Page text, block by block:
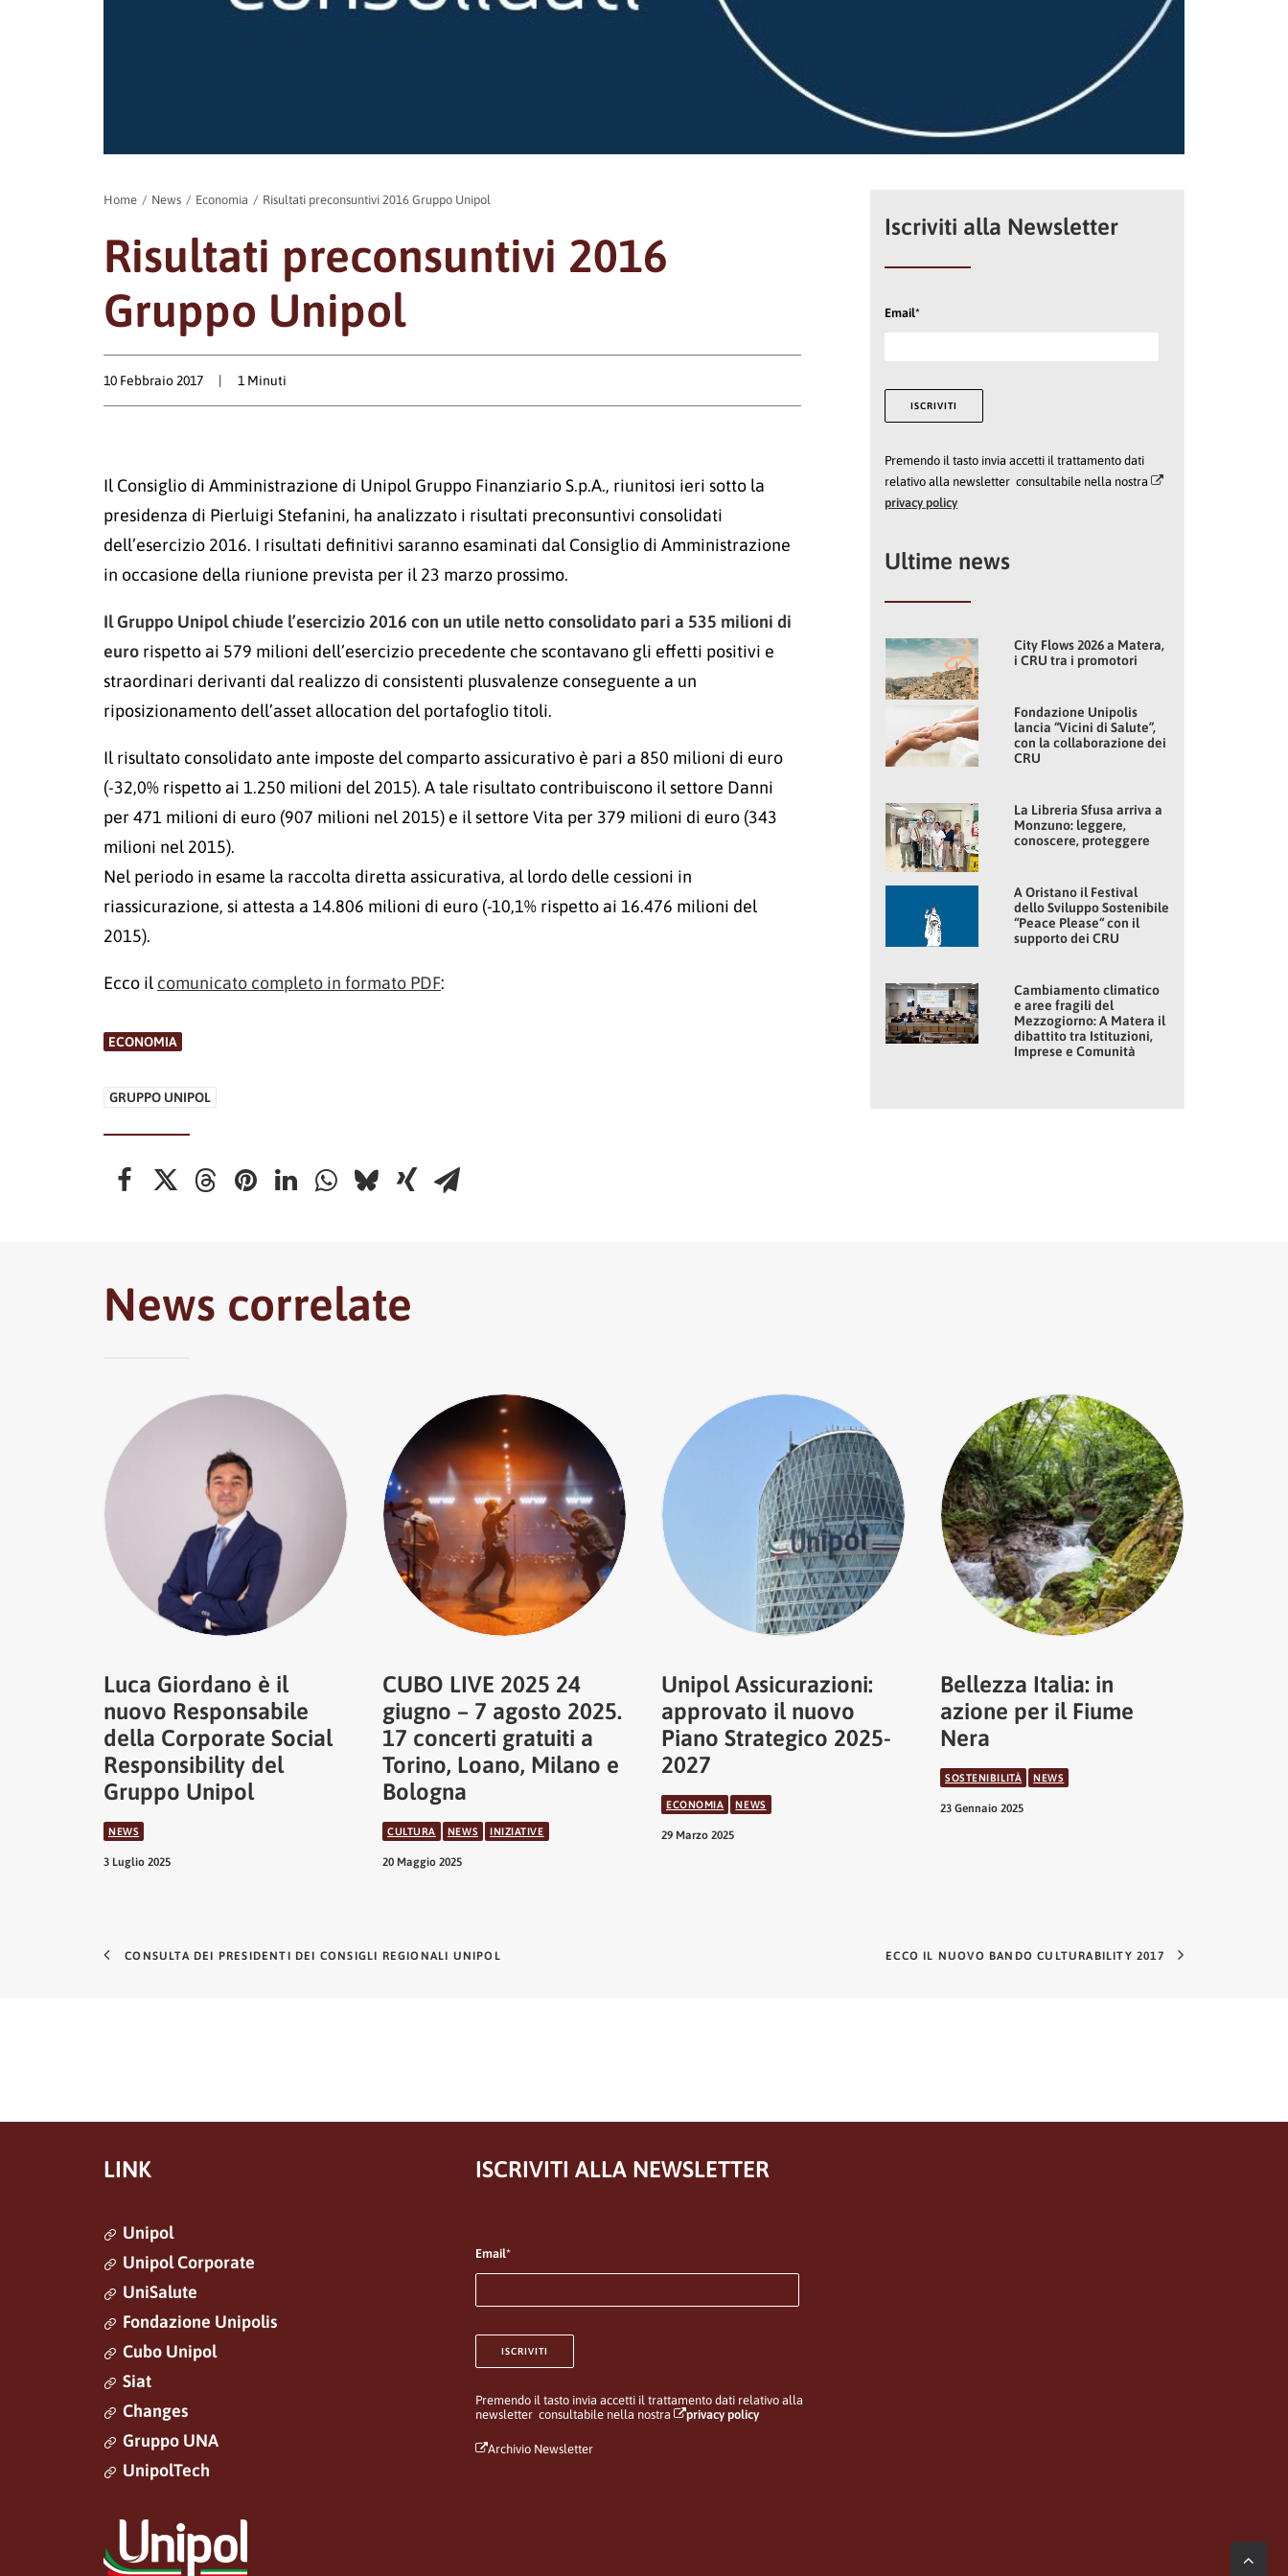
Home News Economia Risultati preconsuntivi 2016 Gruppo Unipol
Risultati preconsuntivi 2016
Gruppo Unipol
10 Febbraio 2017 | 1 Minuti
Il Consiglio di Amministrazione di Unipol Gruppo Finanziario S.p.A., riunitosi ieri sotto la
presidenza di Pierluigi Stefanini, ha analizzato i risultati preconsuntivi consolidati
dell’esercizio 2016. I risultati definitivi saranno esaminati dal Consiglio di Amministrazione
in occasione della riunione prevista per il 23 marzo prossimo.
Il Gruppo Unipol chiude l’esercizio 2016 con un utile netto consolidato pari a 535 milioni di
euro rispetto ai 579 milioni dell’esercizio precedente che scontavano gli effetti positivi e
straordinari derivanti dal realizzo di consistenti plusvalenze conseguente a un
riposizionamento dell’asset allocation del portafoglio titoli.
Il risultato consolidato ante imposte del comparto assicurativo è pari a 850 milioni di euro
(-32,0% rispetto ai 1.250 milioni del 2015). A tale risultato contribuiscono il settore Danni
per 471 milioni di euro (907 milioni nel 2015) e il settore Vita per 379 milioni di euro (343
milioni nel 2015).
Nel periodo in esame la raccolta diretta assicurativa, al lordo delle cessioni in
riassicurazione, si attesta a 14.806 milioni di euro (-10,1% rispetto ai 16.476 milioni del
2015).
Ecco il comunicato completo in formato PDF:
ECONOMIA
GRUPPO UNIPOL
Iscriviti alla Newsletter
Email*
Premendo il tasto invia accetti il trattamento dati
relativo alla newsletter consultabile nella nostra
privacy policy
Ultime news
City Flows 2026 a Matera,
i CRU tra i promotori
Fondazione Unipolis
lancia “Vicini di Salute”,
con la collaborazione dei
CRU
La Libreria Sfusa arriva a
Monzuno: leggere,
conoscere, proteggere
A Oristano il Festival
dello Sviluppo Sostenibile
“Peace Please“ con il
supporto dei CRU
Cambiamento climatico
e aree fragili del
Mezzogiorno: A Matera il
dibattito tra Istituzioni,
Imprese e Comunità
News correlate
Luca Giordano è il
nuovo Responsabile
della Corporate Social
Responsibility del
Gruppo Unipol
NEWS
3 Luglio 2025
CUBO LIVE 2025 24
giugno – 7 agosto 2025.
17 concerti gratuiti a
Torino, Loano, Milano e
Bologna
CULTURA NEWS INIZIATIVE
20 Maggio 2025
Unipol Assicurazioni:
approvato il nuovo
Piano Strategico 2025-
2027
ECONOMIA NEWS
29 Marzo 2025
Bellezza Italia: in
azione per il Fiume
Nera
SOSTENIBILITÀ NEWS
23 Gennaio 2025
CONSULTA DEI PRESIDENTI DEI CONSIGLI REGIONALI UNIPOL ECCO IL NUOVO BANDO CULTURABILITY 2017
LINK
Unipol
Unipol Corporate
UniSalute
Fondazione Unipolis
Cubo Unipol
Siat
Changes
Gruppo UNA
UnipolTech
ISCRIVITI ALLA NEWSLETTER
Email*
Premendo il tasto invia accetti il trattamento dati relativo alla
newsletter consultabile nella nostra
privacy policy
Archivio Newsletter